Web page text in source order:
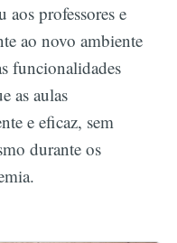
professores e
ao novo ambiente
funcionalidades
as aulas
e eficaz, sem
durante os